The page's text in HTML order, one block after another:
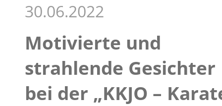
30.06.2022
Motivierte und
strahlende Gesichter
bei der „KKJO –